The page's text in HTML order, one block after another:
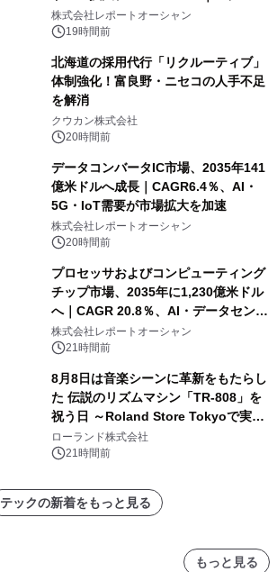
センター・高速光通信需要が成長を加
速
株式会社レポートオーシャン
19時間前
北海道の採用代行「リクルーティブ」
体制強化！富良野・ニセコの人手不足
を解消
クウカン株式会社
20時間前
データコンバータIC市場、2035年141
億米ドルへ成長｜CAGR6.4％、AI・
5G・IoT需要が市場拡大を加速
株式会社レポートオーシャン
20時間前
プロセッサおよびコンピューティング
チップ市場、2035年に1,230億米ドル
へ｜CAGR 20.8％、AI・データセンタ
ー需要が成長を牽引
株式会社レポートオーシャン
21時間前
8月8日は音楽シーンに革新をもたらし
た 伝説のリズムマシン「TR-808」を
祝う日 ～Roland Store Tokyoで実機
を展示しての 記念キャンペーンを開
催 英国ラジオ「NTS」の 特別プログ
アーティストを フィーチャーしたアニ
メーションを公開～
ローランド株式会社
21時間前
テックの新着をもっと見る
もっと見る